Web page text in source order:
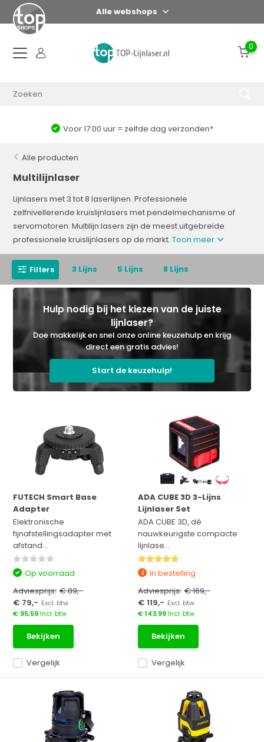
Alle webshops
0
Voor 17:00 uur = zelfde dag verzonden*
Alle producten
Multilijnlaser
Lijnlasers met 3 tot 8 laserlijnen. Professionele
zelfnivellerende kruislijnlasers met pendelmechanisme of
servomotoren. Multilijn lasers zijn de meest uitgebreide
professionele kruislijnlasers op de markt.Toon meer
Filters 3 Lijns 5 Lijns 8 Lijns
Hulp nodig bij het kiezen van de juiste
lijnlaser?
Doe makkelijk en snel onze online keuzehulp en krijg
direct een gratis advies!
Start de keuzehulp!
FUTECH Smart Base
Adapter
Elektronische
fijnafstellingsadapter met
afstand...
Vergelijk
Op voorraad
Adviesprijs: € 89,-
€ 79,- Excl. btw
€ 95,59Incl. btw
Bekijken
ADA CUBE 3D 3-Lijns
Lijnlaser Set
ADA CUBE 3D, dé
nauwkeurigste compacte
lijnlase...
Vergelijk
In bestelling
Adviesprijs: € 169,-
€ 119,- Excl. btw
€ 143,99Incl. btw
Bekijken